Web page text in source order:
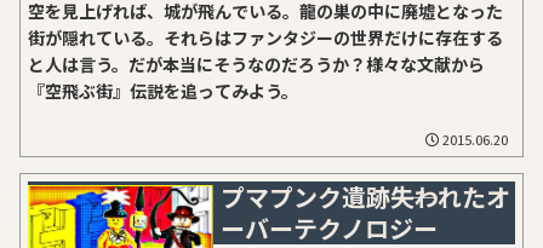
いたマーク教授はロシア地理学会から、「ながらく未踏の地で
あったヤクート地方を調査して欲しい」との依頼を受け、ビリ
ュイ川流域の学術的調査に赴いていた。そうして何度も繰り返
された遠征で得た調査結果を、『Vilyuysk...
空を見上げれば、城が飛んでいる。龍の巣の中に廃墟となった
街が隠れている。それらはファンタジーの世界だけに存在する
と人は言う。だが本当にそうなのだろうか？様々な文献から
『空飛ぶ街』伝説を追ってみよう。
2015.06.20
プマプンク遺跡――失われたオ
ーバーテクノロジー